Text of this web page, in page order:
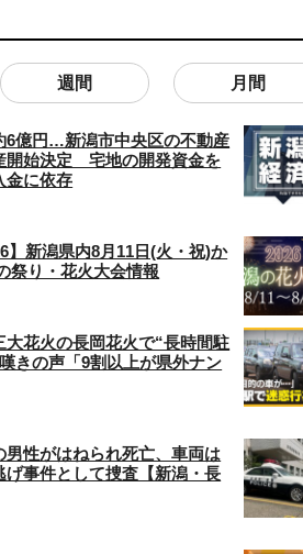
週間 月間
6億円…新潟市中央区の不動産
開始決定 宅地の開発資金を
金に依存
】新潟県内8月11日(火・祝)か
祭り・花火大会情報
大花火の長岡花火で“長時間駐
きの声「9割以上が県外ナン
男性がはねられ死亡、車両は
事件として捜査【新潟・長